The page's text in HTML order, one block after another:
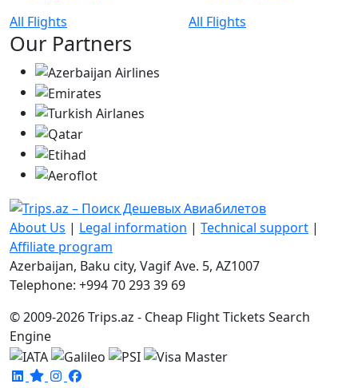
All Flights
All Flights
Our Partners
About Us | Legal information | Technical support |
Affiliate program
Azerbaijan, Baku city, Vagif Ave. 5, AZ1007
Telephone: +994 70 293 39 69
© 2009-2026 Trips.az - Cheap Flight Tickets Search
Engine